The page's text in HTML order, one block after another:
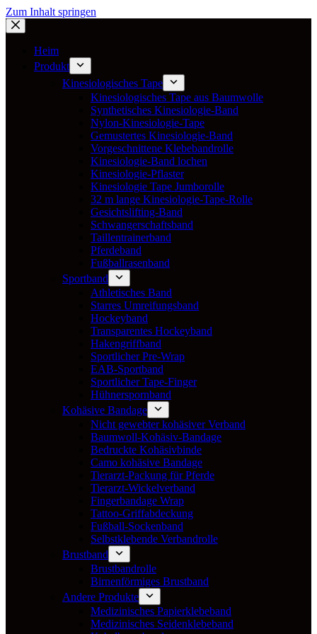
Zum Inhalt springen
Heim
Produkt
Kinesiologisches Tape
Kinesiologisches Tape aus Baumwolle
Synthetisches Kinesiologie-Band
Nylon-Kinesiologie-Tape
Gemustertes Kinesiologie-Band
Vorgeschnittene Klebebandrolle
Kinesiologie-Band lochen
Kinesiologie-Pflaster
Kinesiologie Tape Jumborolle
32 m lange Kinesiologie-Tape-Rolle
Gesichtslifting-Band
Schwangerschaftsband
Taillentrainerband
Pferdeband
Fußballrasenband
Sportband
Athletisches Band
Starres Umreifungsband
Hockeyband
Transparentes Hockeyband
Hakengriffband
Sportlicher Pre-Wrap
EAB-Sportband
Sportlicher Tape-Finger
Hühnerspornband
Kohäsive Bandage
Nicht gewebter kohäsiver Verband
Baumwoll-Kohäsiv-Bandage
Bedruckte Kohäsivbinde
Camo kohäsive Bandage
Tierarzt-Packung für Pferde
Tierarzt-Wickelverband
Fingerbandage Wrap
Tattoo-Griffabdeckung
Fußball-Sockenband
Selbstklebende Verbandrolle
Brustband
Brustbandrolle
Birnenförmiges Brustband
Andere Produkte
Medizinisches Papierklebeband
Medizinisches Seidenklebeband